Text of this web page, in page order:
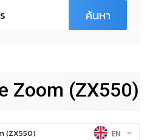
ค้นหา
Zoom (ZX550)
(ZX550) EN